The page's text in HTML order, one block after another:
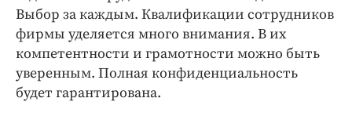
Выбор за каждым. Квалификации сотрудников
фирмы уделяется много внимания. В их
компетентности и грамотности можно быть
уверенным. Полная конфиденциальность
будет гарантирована.